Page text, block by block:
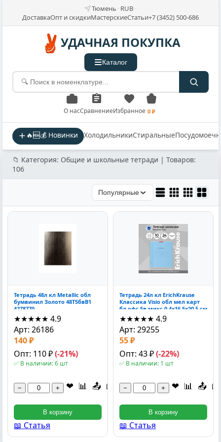
Тюмень RUB
ДоставкаОпт и скидкиМастерскиеСтатьи+7 (3452) 500-686
УДАЧНАЯ ПОКУПКА
Каталог
О насСравнениеИзбранное 0 ₽
🔥🆕💰 Новинки ХолодильникиСтиральные
📁 Категория: Общие и школьные тетради | Товаров:
106
Популярные
Тетрадь 48л кл Metallic обл
бумвинил Золото 48Т5бвВ1
4278770
★★★★★ 4.9
Арт: 26186
140 ₽
Опт: 110 ₽(-21%)
✅ В наличии: 6 шт
− + ❤ 📊 📤 📖
В корзину
📖 Статья
Тетрадь 24л кл ErichKrause
Классика Visio обл мел карт
бл офс 5в микс 0.4x16.5x20.5 см
★★★★★ 4.9
Арт: 29255
55 ₽
Опт: 43 ₽(-22%)
✅ В наличии: 1 шт
− + ❤ 📊 📤 📖
В корзину
📖 Статья